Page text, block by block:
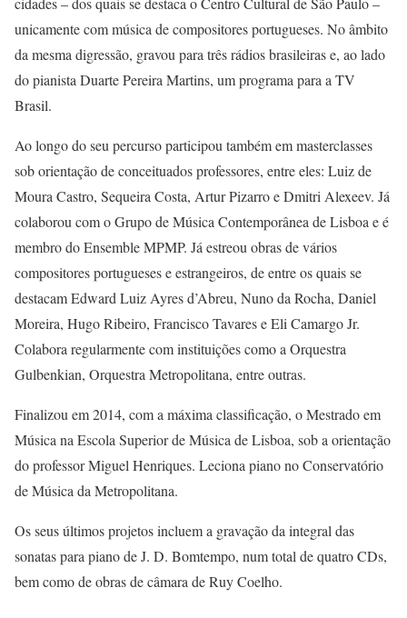
unicamente com música de compositores portugueses. No âmbito
da mesma digressão, gravou para três rádios brasileiras e, ao lado
do pianista Duarte Pereira Martins, um programa para a TV
Brasil.
Ao longo do seu percurso participou também em masterclasses
sob orientação de conceituados professores, entre eles: Luiz de
Moura Castro, Sequeira Costa, Artur Pizarro e Dmitri Alexeev. Já
colaborou com o Grupo de Música Contemporânea de Lisboa e é
membro do Ensemble MPMP. Já estreou obras de vários
compositores portugueses e estrangeiros, de entre os quais se
destacam Edward Luiz Ayres d’Abreu, Nuno da Rocha, Daniel
Moreira, Hugo Ribeiro, Francisco Tavares e Eli Camargo Jr.
Colabora regularmente com instituições como a Orquestra
Gulbenkian, Orquestra Metropolitana, entre outras.
Finalizou em 2014, com a máxima classificação, o Mestrado em
Música na Escola Superior de Música de Lisboa, sob a orientação
do professor Miguel Henriques. Leciona piano no Conservatório
de Música da Metropolitana.
Os seus últimos projetos incluem a gravação da integral das
sonatas para piano de J. D. Bomtempo, num total de quatro CDs,
bem como de obras de câmara de Ruy Coelho.